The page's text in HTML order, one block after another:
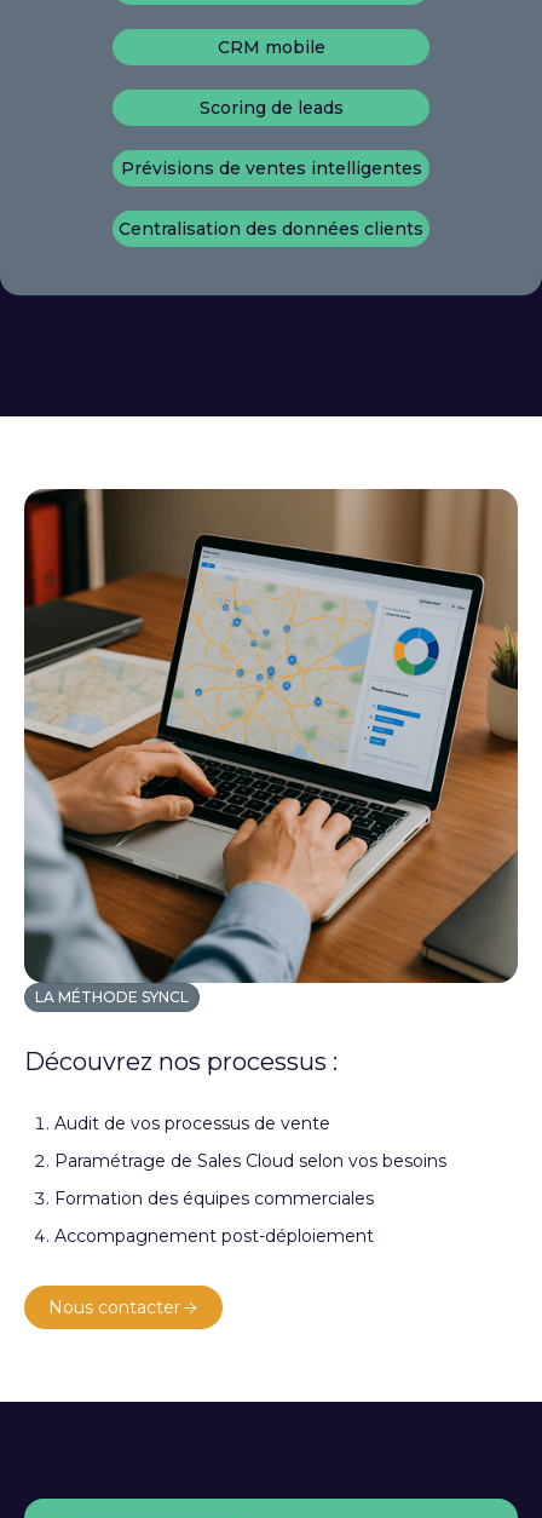
CRM mobile
Scoring de leads
Prévisions de ventes intelligentes
Centralisation des données clients
LA MÉTHODE SYNCL
Découvrez nos processus :
Audit de vos processus de vente
Paramétrage de Sales Cloud selon vos besoins
Formation des équipes commerciales
Accompagnement post-déploiement
Nous contacter